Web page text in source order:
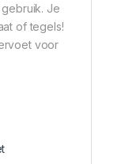
Je
of tegels!
voor